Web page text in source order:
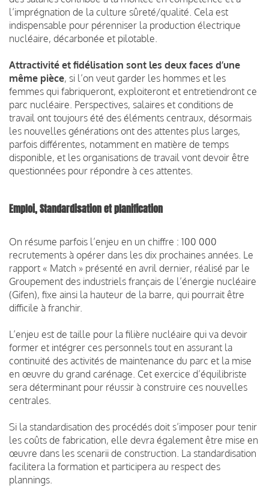
l’imprégnation de la culture sûreté/qualité. Cela est
indispensable pour pérenniser la production électrique
nucléaire, décarbonée et pilotable.
Attractivité et fidélisation sont les deux faces d’une
même pièce, si l’on veut garder les hommes et les
femmes qui fabriqueront, exploiteront et entretiendront ce
parc nucléaire. Perspectives, salaires et conditions de
travail ont toujours été des éléments centraux, désormais
les nouvelles générations ont des attentes plus larges,
parfois différentes, notamment en matière de temps
disponible, et les organisations de travail vont devoir être
questionnées pour répondre à ces attentes.
Emploi, Standardisation et planification
On résume parfois l’enjeu en un chiffre : 100 000
recrutements à opérer dans les dix prochaines années. Le
rapport « Match » présenté en avril dernier, réalisé par le
Groupement des industriels français de l’énergie nucléaire
(Gifen), fixe ainsi la hauteur de la barre, qui pourrait être
difficile à franchir.
L’enjeu est de taille pour la filière nucléaire qui va devoir
former et intégrer ces personnels tout en assurant la
continuité des activités de maintenance du parc et la mise
en œuvre du grand carénage. Cet exercice d’équilibriste
sera déterminant pour réussir à construire ces nouvelles
centrales.
Si la standardisation des procédés doit s’imposer pour tenir
les coûts de fabrication, elle devra également être mise en
œuvre dans les scenarii de construction. La standardisation
facilitera la formation et participera au respect des
plannings.